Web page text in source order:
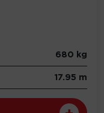
680 kg
17.95 m